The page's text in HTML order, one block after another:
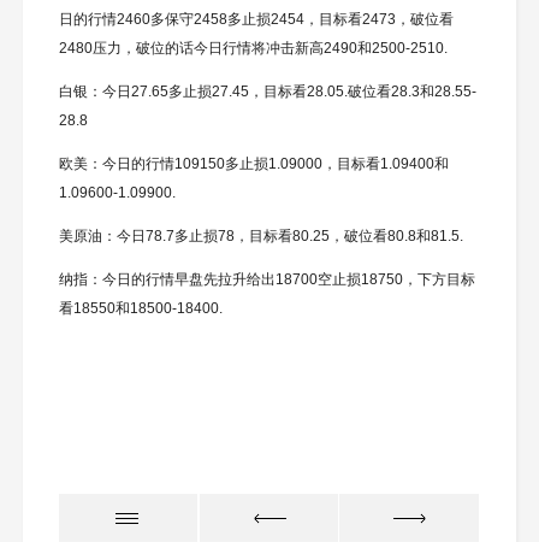
日的行情2460多保守2458多止损2454，目标看2473，破位看
2480压力，破位的话今日行情将冲击新高2490和2500-2510.
白银：今日27.65多止损27.45，目标看28.05.破位看28.3和28.55-
28.8
欧美：今日的行情109150多止损1.09000，目标看1.09400和
1.09600-1.09900.
美原油：今日78.7多止损78，目标看80.25，破位看80.8和81.5.
纳指：今日的行情早盘先拉升给出18700空止损18750，下方目标
看18550和18500-18400.